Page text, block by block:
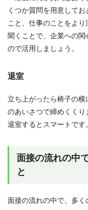
くつか質問を用意して
こと、仕事のことをよ
聞くことで、企業への
ので活用しましょう。
退室
立ち上がったら椅子の
のあいさつで締めくくり
退室するとスマートです。
面接の流れの中
と
面接の流れの中で、多